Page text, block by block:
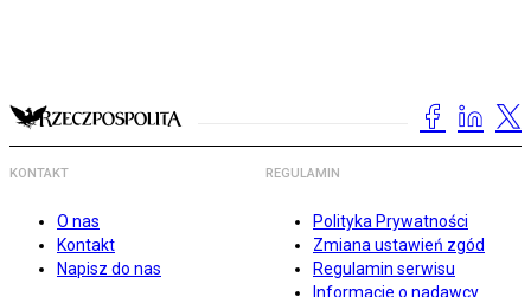
KONTAKT
O nas
Kontakt
Napisz do nas
REGULAMIN
Polityka Prywatności
Zmiana ustawień zgód
Regulamin serwisu
Informacje o nadawcy